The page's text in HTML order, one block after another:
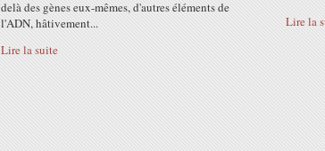
delà des gènes eux-mêmes, d'autres éléments de
l'ADN, hâtivement...
Lire la suite
Lire la